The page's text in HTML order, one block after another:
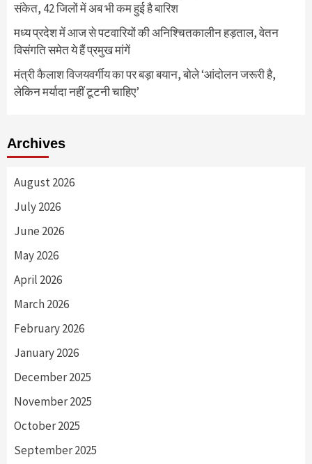
संकेत, 42 जिलों में अब भी कम हुई है बारिश
मध्य प्रदेश में आज से पटवारियों की अनिश्चितकालीन हड़ताल, वेतन
विसंगति समेत ये हैं प्रमुख मांगें
मंत्री कैलाश विजयवर्गीय का पर बड़ा बयान, बोले ‘आंदोलन जरूरी है,
लेकिन मर्यादा नहीं टूटनी चाहिए’
Archives
August 2026
July 2026
June 2026
May 2026
April 2026
March 2026
February 2026
January 2026
December 2025
November 2025
October 2025
September 2025